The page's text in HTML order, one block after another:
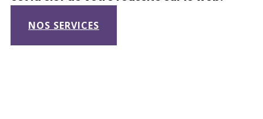
NOS SERVICES